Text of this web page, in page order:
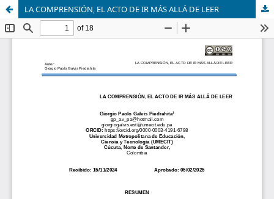
LA COMPRENSIÓN, EL ACTO DE IR MÁS ALLÁ DE LEER